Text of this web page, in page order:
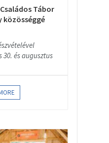
Tábor
közösséggé
és augusztus